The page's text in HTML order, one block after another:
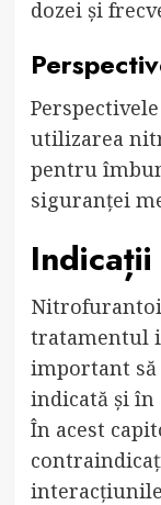
dozei și
utilizarea
pentru
siguranței
tratamentul
important să
indicată și în
În acest